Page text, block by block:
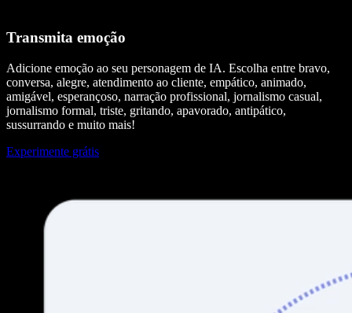
Transmita emoção
Adicione emoção ao seu personagem de IA. Escolha entre bravo,
conversa, alegre, atendimento ao cliente, empático, animado,
amigável, esperançoso, narração profissional, jornalismo casual,
jornalismo formal, triste, gritando, apavorado, antipático,
sussurrando e muito mais!
Experimente grátis